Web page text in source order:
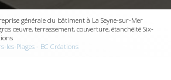
générale du bâtiment à La Seyne-sur-Mer
œuvre, terrassement, couverture, étanchéité Six-
les-Plages - BC Créations